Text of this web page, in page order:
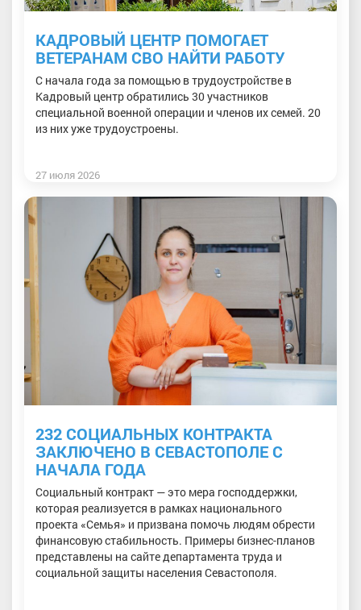
КАДРОВЫЙ ЦЕНТР ПОМОГАЕТ
ВЕТЕРАНАМ СВО НАЙТИ РАБОТУ
С начала года за помощью в трудоустройстве в
Кадровый центр обратились 30 участников
специальной военной операции и членов их семей. 20
из них уже трудоустроены.
27 июля 2026
232 СОЦИАЛЬНЫХ КОНТРАКТА
ЗАКЛЮЧЕНО В СЕВАСТОПОЛЕ С
НАЧАЛА ГОДА
Социальный контракт — это мера господдержки,
которая реализуется в рамках национального
проекта «Семья» и призвана помочь людям обрести
финансовую стабильность. Примеры бизнес-планов
представлены на сайте департамента труда и
социальной защиты населения Севастополя.